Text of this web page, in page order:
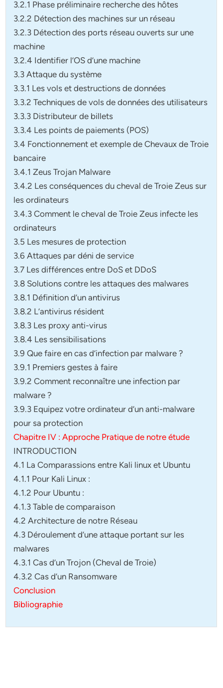
3.2.1 Phase préliminaire recherche des hôtes
3.2.2 Détection des machines sur un réseau
3.2.3 Détection des ports réseau ouverts sur une
machine
3.2.4 Identifier l’OS d’une machine
3.3 Attaque du système
3.3.1 Les vols et destructions de données
3.3.2 Techniques de vols de données des utilisateurs
3.3.3 Distributeur de billets
3.3.4 Les points de paiements (POS)
3.4 Fonctionnement et exemple de Chevaux de Troie
bancaire
3.4.1 Zeus Trojan Malware
3.4.2 Les conséquences du cheval de Troie Zeus sur
les ordinateurs
3.4.3 Comment le cheval de Troie Zeus infecte les
ordinateurs
3.5 Les mesures de protection
3.6 Attaques par déni de service
3.7 Les différences entre DoS et DDoS
3.8 Solutions contre les attaques des malwares
3.8.1 Définition d’un antivirus
3.8.2 L’antivirus résident
3.8.3 Les proxy anti-virus
3.8.4 Les sensibilisations
3.9 Que faire en cas d’infection par malware ?
3.9.1 Premiers gestes à faire
3.9.2 Comment reconnaître une infection par
malware ?
3.9.3 Equipez votre ordinateur d’un anti-malware
pour sa protection
Chapitre IV : Approche Pratique de notre étude
INTRODUCTION
4.1 La Comparassions entre Kali linux et Ubuntu
4.1.1 Pour Kali Linux :
4.1.2 Pour Ubuntu :
4.1.3 Table de comparaison
4.2 Architecture de notre Réseau
4.3 Déroulement d’une attaque portant sur les
malwares
4.3.1 Cas d’un Trojon (Cheval de Troie)
4.3.2 Cas d’un Ransomware
Conclusion
Bibliographie